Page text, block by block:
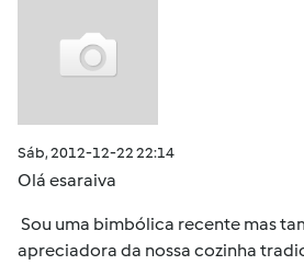
Sáb, 2012-12-22 22:14
Olá esaraiva
Sou uma bimbólica recente mas
apreciadora da nossa cozinha